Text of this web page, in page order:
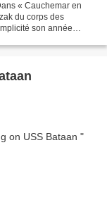
« Cauchemar en
du corps des
son année